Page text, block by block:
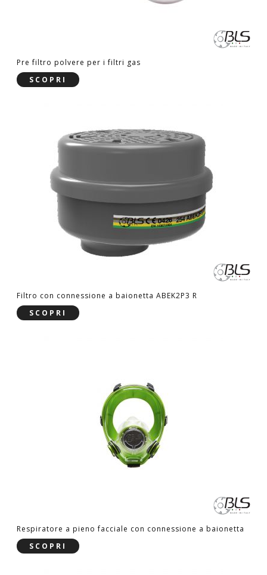
Pre filtro polvere per i filtri gas
SCOPRI
Filtro con connessione a baionetta ABEK2P3 R
SCOPRI
Respiratore a pieno facciale con connessione a baionetta
SCOPRI